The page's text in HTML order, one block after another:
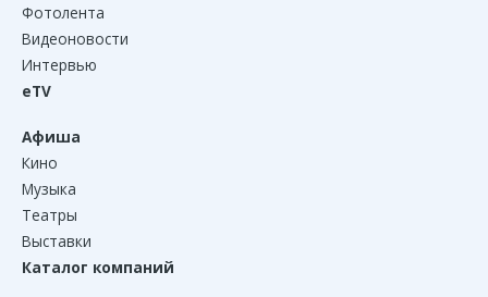
Фотолента
Видеоновости
Интервью
eTV
Афиша
Кино
Музыка
Театры
Выставки
Каталог компаний